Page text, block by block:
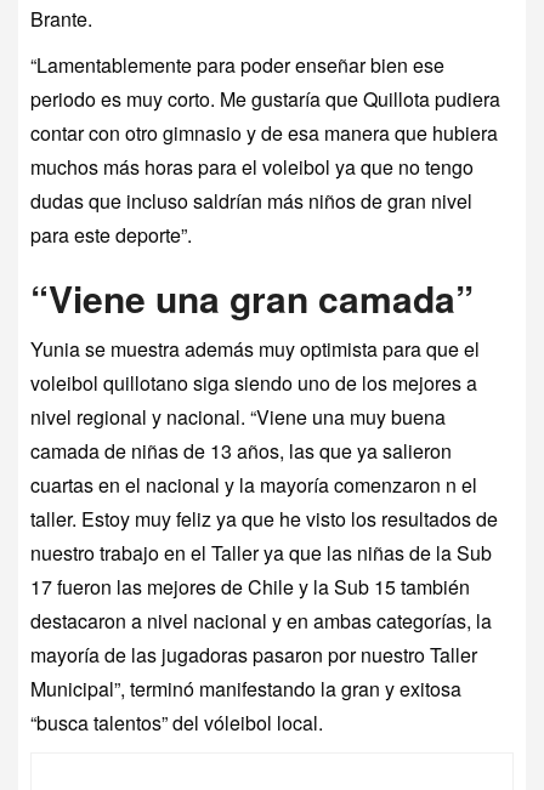
Brante.
“Lamentablemente para poder enseñar bien ese
periodo es muy corto. Me gustaría que Quillota pudiera
contar con otro gimnasio y de esa manera que hubiera
muchos más horas para el voleibol ya que no tengo
dudas que incluso saldrían más niños de gran nivel
para este deporte”.
“Viene una gran camada”
Yunia se muestra además muy optimista para que el
voleibol quillotano siga siendo uno de los mejores a
nivel regional y nacional. “Viene una muy buena
camada de niñas de 13 años, las que ya salieron
cuartas en el nacional y la mayoría comenzaron n el
taller. Estoy muy feliz ya que he visto los resultados de
nuestro trabajo en el Taller ya que las niñas de la Sub
17 fueron las mejores de Chile y la Sub 15 también
destacaron a nivel nacional y en ambas categorías, la
mayoría de las jugadoras pasaron por nuestro Taller
Municipal”, terminó manifestando la gran y exitosa
“busca talentos” del vóleibol local.